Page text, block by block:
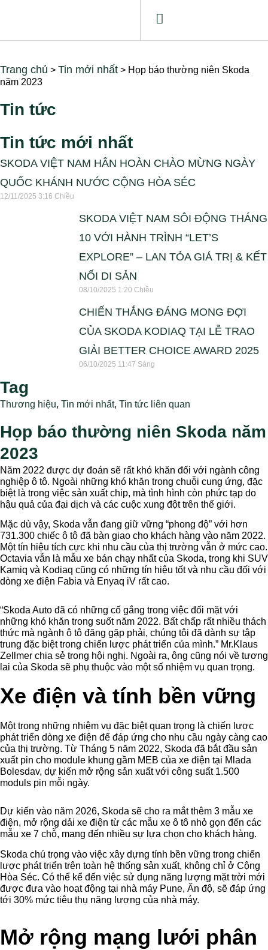
Trang chủ > Tin mới nhất > Họp báo thường niên Skoda
năm 2023
Tin tức
Tin tức mới nhất
SKODA VIỆT NAM HÂN HOÀN CHÀO MỪNG NGÀY
QUỐC KHÁNH NƯỚC CỘNG HÒA SÉC
12/11/2025 3:16 Chiều
SKODA VIỆT NAM SÔI ĐỘNG THÁNG
10 VỚI HÀNH TRÌNH “LET’S
EXPLORE” – LAN TỎA GIÁ TRỊ & KẾT
NỐI DI SẢN
08/10/2025 1:20 Chiều
CHIẾN THẮNG ĐÁNG MONG ĐỢI
CỦA SKODA KODIAQ TẠI LỄ TRAO
GIẢI BETTER CHOICE AWARD 2025
06/10/2025 11:47 Sáng
Tag
Thương hiệu, Tin mới nhất, Tin tức liên quan
Họp báo thường niên Skoda năm
2023
Năm 2022 được dự đoán sẽ rất khó khăn đối với ngành công
nghiệp ô tô. Ngoài những khó khăn trong chuỗi cung ứng, đặc
biệt là trong việc sản xuất chip, mà tình hình còn phức tạp do
hậu quả của đại dịch và các cuộc xung đột trên thế giới.
Mặc dù vậy, Skoda vẫn đang giữ vững “phong độ” với hơn
731.300 chiếc ô tô đã bàn giao cho khách hàng vào năm 2022.
Một tín hiệu tích cực khi nhu cầu của thị trường vẫn ở mức cao.
Octavia vẫn là mẫu xe bán chạy nhất của Skoda, trong khi SUV
Kamiq và Kodiaq cũng có những tín hiệu tốt và nhu cầu đối với
dòng xe điện Fabia và Enyaq iV rất cao.
“Skoda Auto đã có những cố gắng trong việc đối mặt với
những khó khăn trong suốt năm 2022. Bất chấp rất nhiều thách
thức mà ngành ô tô đăng gặp phải, chúng tôi đã dành sự tập
trung đặc biệt trong chiến lược phát triển của mình.” Mr.Klaus
Zellmer chia sẻ trong hội nghị. Ngoài ra, ông cũng nói về tương
lai của Skoda sẽ phụ thuộc vào một số nhiệm vụ quan trọng.
Xe điện và tính bền vững
Một trong những nhiệm vụ đặc biệt quan trọng là chiến lược
phát triển dòng xe điện để đáp ứng cho nhu cầu ngày càng cao
của thị trường. Từ Tháng 5 năm 2022, Skoda đã bắt đầu sản
xuất pin cho module khung gầm MEB của xe điện tại Mlada
Bolesdav, dự kiến mở rộng sản xuất với công suất 1.500
moduls pin mỗi ngày.
Dự kiến vào năm 2026, Skoda sẽ cho ra mắt thêm 3 mẫu xe
điện, mở rộng dải xe điện từ các mẫu xe ô tô nhỏ gọn đến các
mẫu xe 7 chỗ, mang đến nhiều sự lựa chọn cho khách hàng.
Skoda chú trọng vào việc xây dựng tính bền vững trong chiến
lược phát triển trên toàn hệ thống sản xuất, không chỉ ở Cộng
Hòa Séc. Có thể kể đến việc sử dụng năng lượng mặt trời mới
được đưa vào hoạt động tại nhà máy Pune, Ấn độ, sẽ đáp ứng
tới 30% mức tiêu thụ năng lượng của nhà máy.
Mở rộng mạng lưới phân